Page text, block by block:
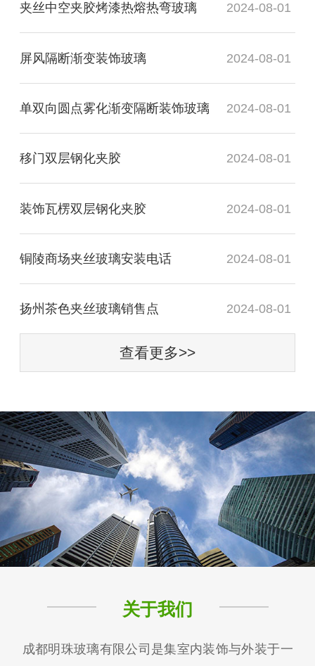
夹丝中空夹胶烤漆热熔热弯玻璃 2024-08-01
屏风隔断渐变装饰玻璃 2024-08-01
单双向圆点雾化渐变隔断装饰玻璃 2024-08-01
移门双层钢化夹胶 2024-08-01
装饰瓦楞双层钢化夹胶 2024-08-01
铜陵商场夹丝玻璃安装电话 2024-08-01
扬州茶色夹丝玻璃销售点 2024-08-01
查看更多>>
关于我们
成都明珠玻璃有限公司是集室内装饰与外装于一